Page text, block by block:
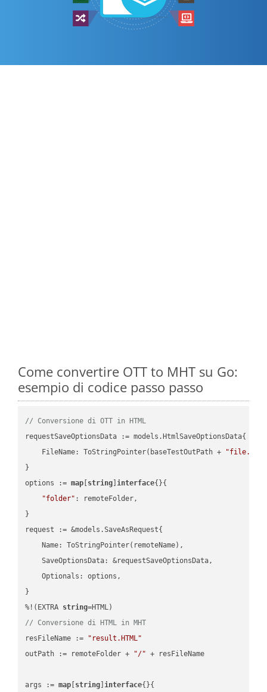
Come convertire OTT to MHT su Go:
esempio di codice passo passo
// Conversione di OTT in HTML
requestSaveOptionsData := models.HtmlSaveOptionsData{
    FileName: ToStringPointer(baseTestOutPath +
"file.OTT"
}
options := map string ]interface{}{
"folder" : remoteFolder,
}
request := &models.SaveAsRequest{
    Name: ToStringPointer(remoteName),
    SaveOptionsData: &requestSaveOptionsData,
    Optionals: options,
}
%!(EXTRA string
// Conversione di HTML in MHT
resFileName :=
"result.HTML"
outPath := remoteFolder +
"/" + resFileName
args := map string ]interface{}{